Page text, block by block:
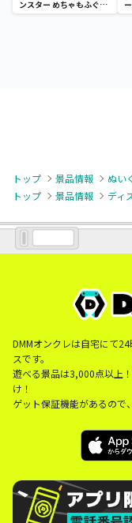
ンスター めちゃもふぐっ
と ほっこりいやされぬい
トップ 景品情報 ぬい
トップ
景品情報 ディ
DMMオンクレは自宅にて
スです。
遊べる景品は3,000点以上
け！
ゲット保証機能があるので